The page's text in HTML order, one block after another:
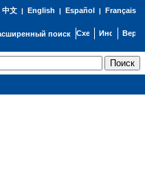
中文| English | Español | Français
поиск